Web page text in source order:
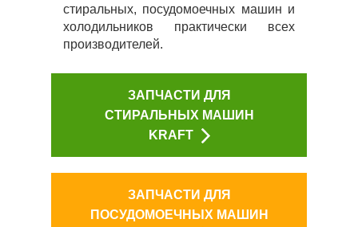
стиральных, посудомоечных машин и
холодильников практически всех
производителей.
ЗАПЧАСТИ ДЛЯ
СТИРАЛЬНЫХ МАШИН
KRAFT
ЗАПЧАСТИ ДЛЯ
ПОСУДОМОЕЧНЫХ МАШИН